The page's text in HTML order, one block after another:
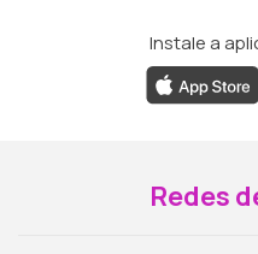
Instale a
Redes